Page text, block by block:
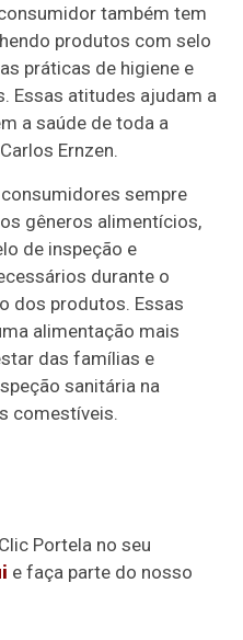
também tem
produtos com selo
práticas de higiene e
Essas atitudes ajudam a
a saúde de toda a
Ernzen.
sempre
gêneros alimentícios,
de inspeção e
durante o
dos produtos. Essas
alimentação mais
das famílias e
sanitária na
comestíveis.
Portela no seu
e faça parte do nosso